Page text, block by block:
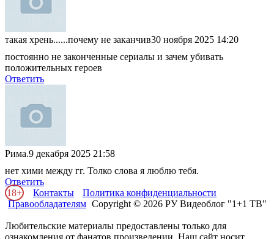
такая хрень......почему не заканчив30 ноября 2025 14:20
постоянно не законченные сериалы и зачем убивать
положительных героев
Ответить
Рима.9 декабря 2025 21:58
нет хими между гг. Толко слова я люблю тебя.
Ответить
18+
Контакты
Политика конфиденциальности
Правообладателям Copyright © 2026 РУ Видеоблог "1+1 ТВ"
Любительские материалы предоставлены только для
ознакомления от фанатов произведении. Наш сайт носит